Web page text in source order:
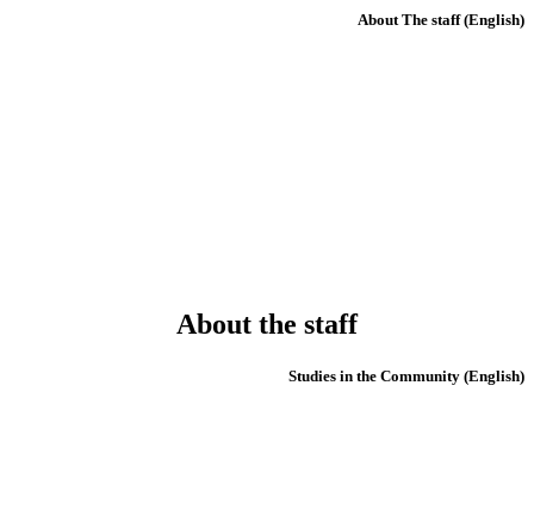
(English) About The staff
About the staff
(English) Studies in the Community